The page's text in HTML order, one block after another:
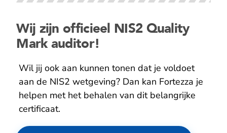
Wij zijn officieel NIS2 Quality
Mark auditor!
Wil jij ook aan kunnen tonen dat je voldoet
aan de NIS2 wetgeving? Dan kan Fortezza je
helpen met het behalen van dit belangrijke
certificaat.